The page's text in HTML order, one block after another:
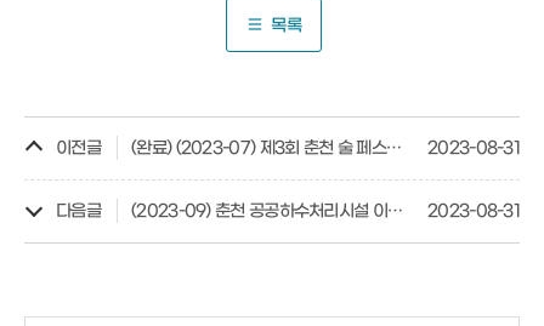
목록
이전글 (완료) (2023-07) 제3회 춘천 술 페스타 개최 2023-08-31
다음글 (2023-09) 춘천 공공하수처리시설 이전 현대화 민간투자사업 2023-08-31